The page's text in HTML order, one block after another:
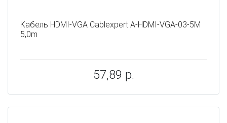
Кабель HDMI-VGA Cablexpert A-HDMI-VGA-03-5M
5,0m
57,89 р.